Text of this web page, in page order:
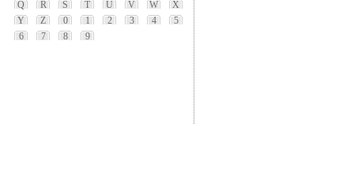
Q
R S T U V W
X
Y
Z 0 1 2 3 4
5
6
7 8 9